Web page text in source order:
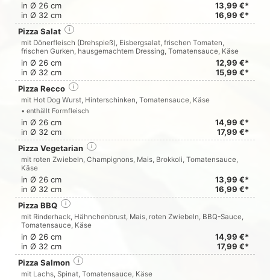
in Ø 26 cm
13,99 €*
in Ø 32 cm
16,99 €*
Pizza Salat
i
mit Dönerfleisch (Drehspieß), Eisbergsalat, frischen Tomaten,
frischen Gurken, hausgemachtem Dressing, Tomatensauce, Käse
in Ø 26 cm
12,99 €*
in Ø 32 cm
15,99 €*
Pizza Recco
i
mit Hot Dog Wurst, Hinterschinken, Tomatensauce, Käse
• enthällt Formfleisch
in Ø 26 cm
14,99 €*
in Ø 32 cm
17,99 €*
Pizza Vegetarian
i
mit roten Zwiebeln, Champignons, Mais, Brokkoli, Tomatensauce,
Käse
in Ø 26 cm
13,99 €*
in Ø 32 cm
16,99 €*
Pizza BBQ
i
mit Rinderhack, Hähnchenbrust, Mais, roten Zwiebeln, BBQ-Sauce,
Tomatensauce, Käse
in Ø 26 cm
14,99 €*
in Ø 32 cm
17,99 €*
Pizza Salmon
i
mit Lachs, Spinat, Tomatensauce, Käse